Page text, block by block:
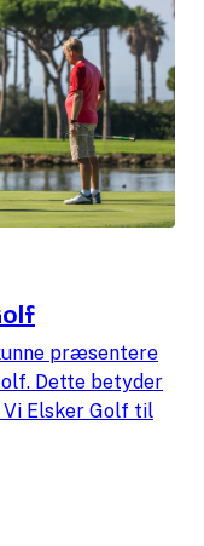
præsentere
Dette betyder
Elsker Golf til